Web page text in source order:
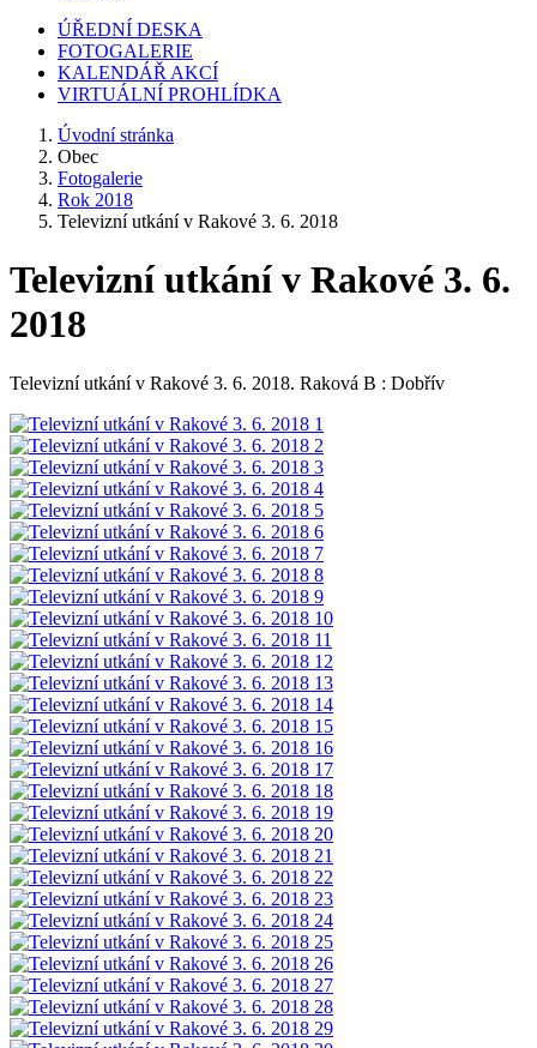
ÚŘEDNÍ DESKA
FOTOGALERIE
KALENDÁŘ AKCÍ
VIRTUÁLNÍ PROHLÍDKA
Úvodní stránka
Obec
Fotogalerie
Rok 2018
Televizní utkání v Rakové 3. 6. 2018
Televizní utkání v Rakové 3. 6.
2018
Televizní utkání v Rakové 3. 6. 2018. Raková B : Dobřív